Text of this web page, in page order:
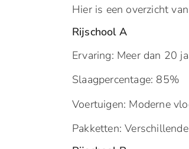
Hier is een overzicht
Rijschool A
Ervaring: Meer dan 20
Slaagpercentage: 85%
Voertuigen: Moderne
Pakketten: